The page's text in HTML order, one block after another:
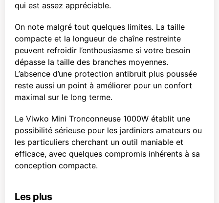
qui est assez appréciable.
On note malgré tout quelques limites. La taille
compacte et la longueur de chaîne restreinte
peuvent refroidir l’enthousiasme si votre besoin
dépasse la taille des branches moyennes.
L’absence d’une protection antibruit plus poussée
reste aussi un point à améliorer pour un confort
maximal sur le long terme.
Le Viwko Mini Tronconneuse 1000W établit une
possibilité sérieuse pour les jardiniers amateurs ou
les particuliers cherchant un outil maniable et
efficace, avec quelques compromis inhérents à sa
conception compacte.
Les plus